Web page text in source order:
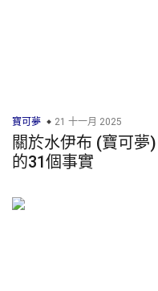
寶可夢 21 十一月 2025
關於水伊布 (寶可夢)
的31個事實